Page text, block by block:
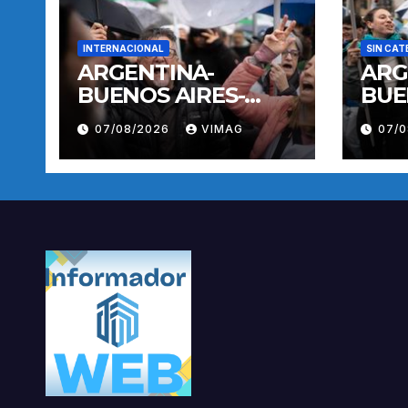
INTERNACIONAL
ARGENTINA-
BUENOS AIRES-
MANIFESTACION
07/08/2026 VIMAG
SIN
07/